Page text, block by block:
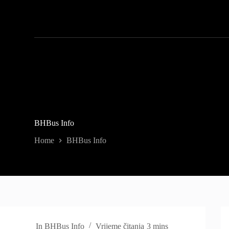
BHBus Info
Home BHBus Info
In BHBus Info Vrijeme čitanja 3 mins